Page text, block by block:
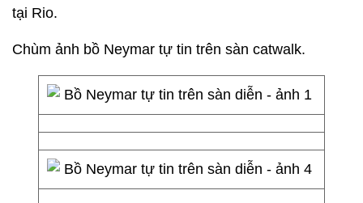
tại Rio.
Chùm ảnh bồ Neymar tự tin trên sàn catwalk.